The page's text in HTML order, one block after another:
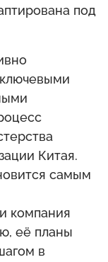
под
Китая.
самым
компания
её планы
в